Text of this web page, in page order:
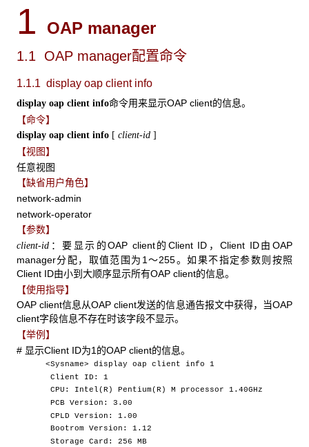
1 OAP manager
1.1 OAP manager配置命令
1.1.1 display oap client info
display oap client info命令用来显示OAP client的信息。
【命令】
display oap client info [ client-id ]
【视图】
任意视图
【缺省用户角色】
network-admin
network-operator
【参数】
client-id ：要显示的OAP client的Client ID，Client ID由OAP
manager分配，取值范围为1～255。如果不指定参数则按照
Client ID由小到大顺序显示所有OAP client的信息。
【使用指导】
OAP client信息从OAP client发送的信息通告报文中获得，当OAP
client字段信息不存在时该字段不显示。
【举例】
# 显示Client ID为1的OAP client的信息。
<Sysname> display oap client info 1
Client ID: 1
CPU: Intel(R) Pentium(R) M processor 1.40GHz
PCB Version: 3.00
CPLD Version: 1.00
Bootrom Version: 1.12
Storage Card: 256 MB